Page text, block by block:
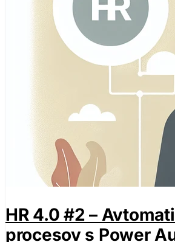
HR 4.0 #2 –
procesov s Power